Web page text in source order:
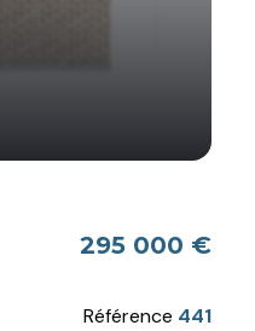
295 000 €
Référence 441